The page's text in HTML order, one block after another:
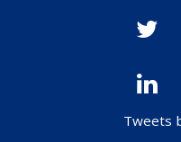
Tweets